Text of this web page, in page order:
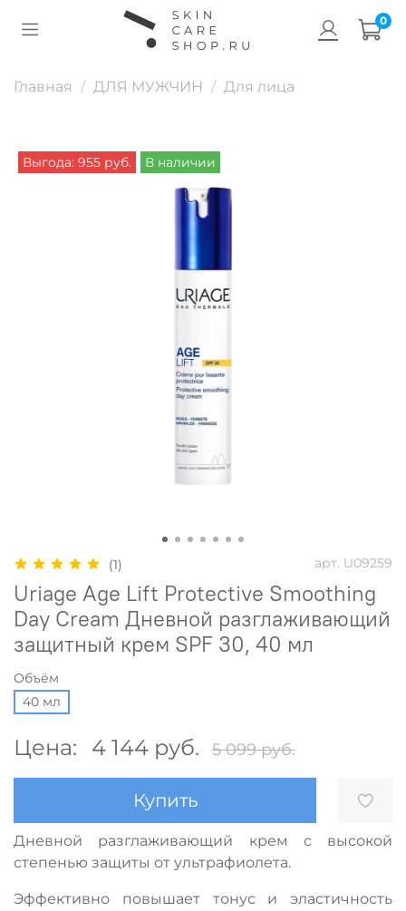
0
Главная ДЛЯ МУЖЧИН Для лица
Выгода: 955 руб. В наличии
(1) арт. U09259
Uriage Age Lift Protective Smoothing
Day Cream Дневной разглаживающий
защитный крем SPF 30, 40 мл
Объём
40 мл
Цена: 4 144 руб. 5 099 руб.
Купить
Дневной разглаживающий крем с высокой
степенью защиты от ультрафиолета.
Эффективно повышает тонус и эластичность